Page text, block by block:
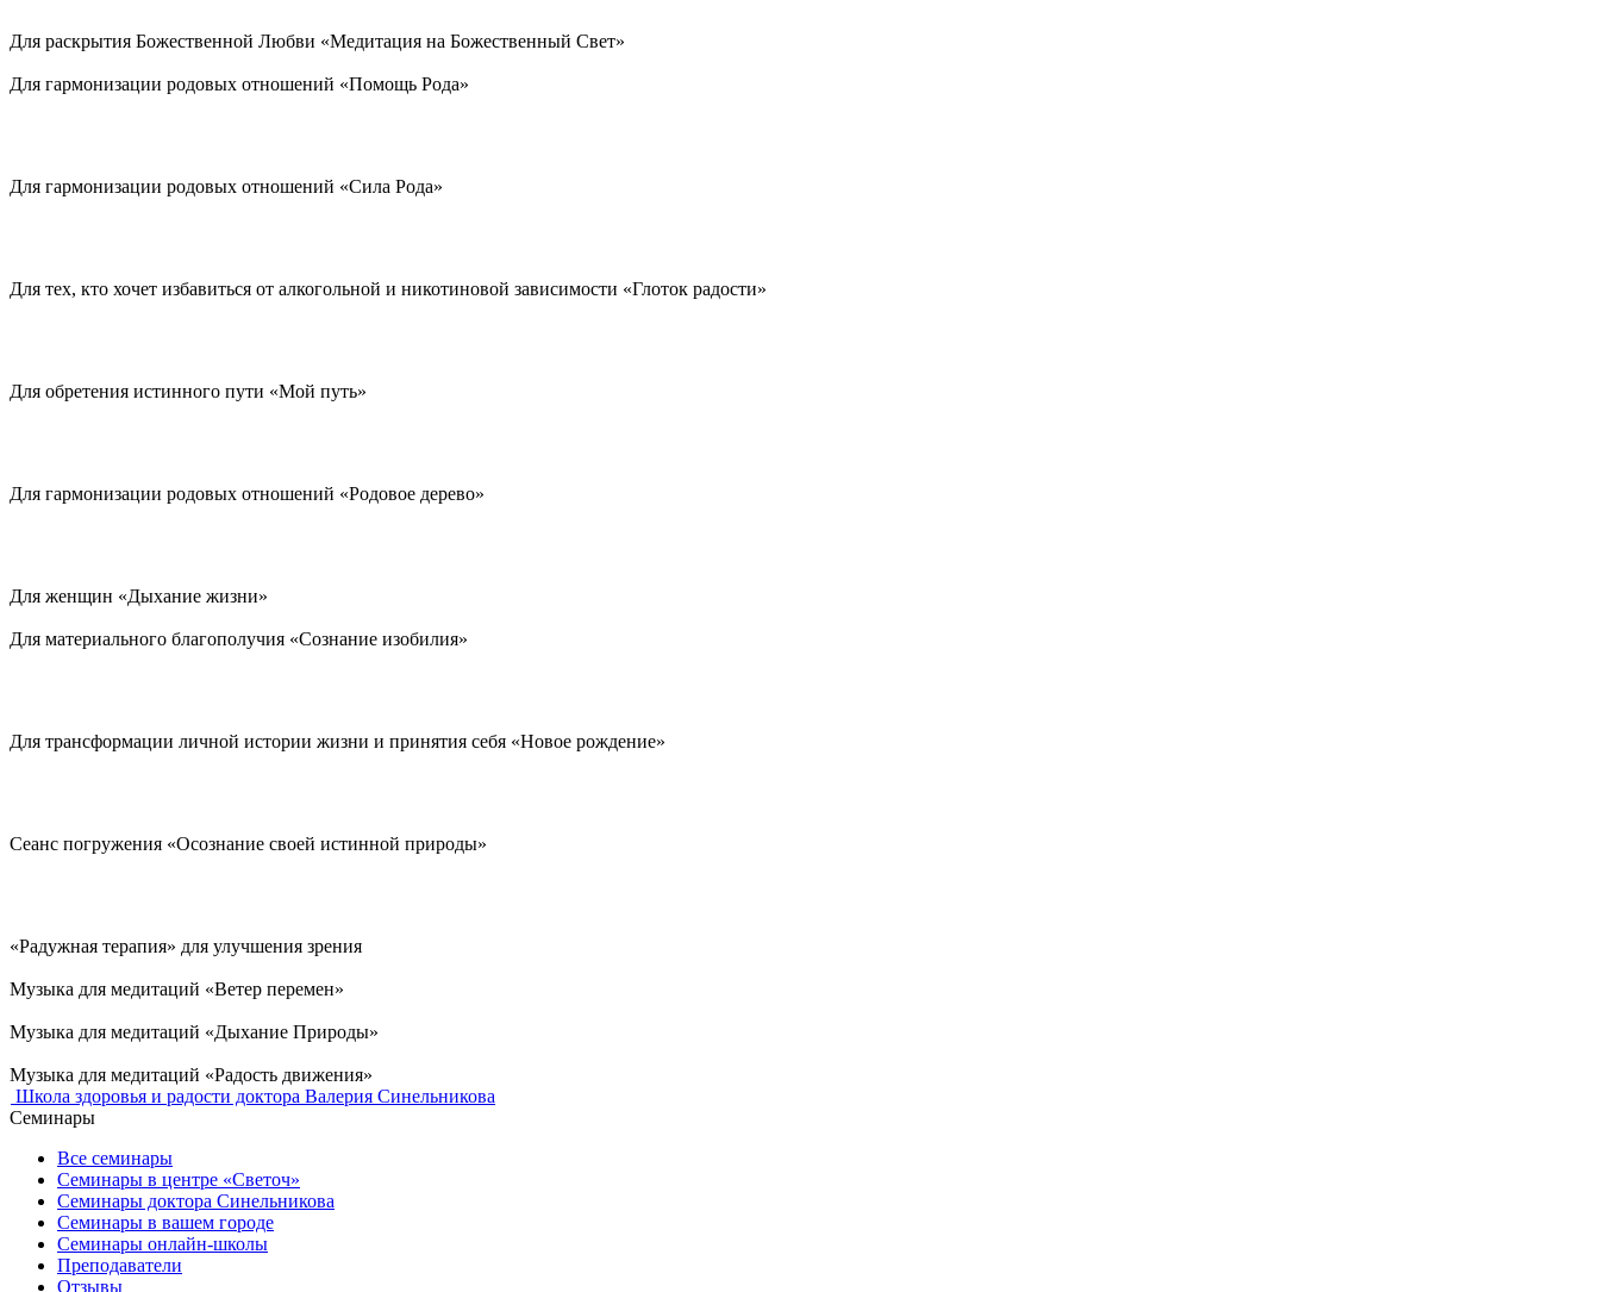
Для раскрытия Божественной Любви «Медитация на Божественный Свет»
Для гармонизации родовых отношений «Помощь Рода»
Для гармонизации родовых отношений «Сила Рода»
Для тех, кто хочет избавиться от алкогольной и никотиновой зависимости «Глоток радости»
Для обретения истинного пути «Мой путь»
Для гармонизации родовых отношений «Родовое дерево»
Для женщин «Дыхание жизни»
Для материального благополучия «Сознание изобилия»
Для трансформации личной истории жизни и принятия себя «Новое рождение»
Сеанс погружения «Осознание своей истинной природы»
«Радужная терапия» для улучшения зрения
Музыка для медитаций «Ветер перемен»
Музыка для медитаций «Дыхание Природы»
Музыка для медитаций «Радость движения»
Школа здоровья и радости доктора Валерия Синельникова
Семинары
Все семинары
Семинары в центре «Светоч»
Семинары доктора Синельникова
Семинары в вашем городе
Семинары онлайн-школы
Преподаватели
Отзывы